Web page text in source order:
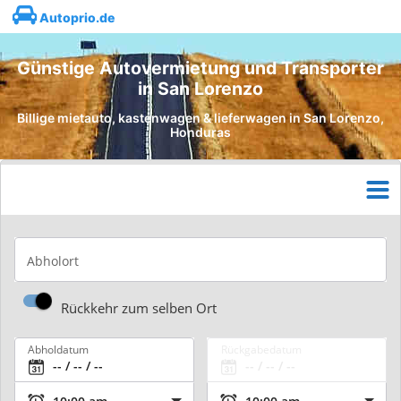
Autoprio.de
Günstige Autovermietung und Transporter
in San Lorenzo
Billige mietauto, kastenwagen & lieferwagen in San Lorenzo,
Honduras
Abholort
Rückkehr zum selben Ort
Abholdatum